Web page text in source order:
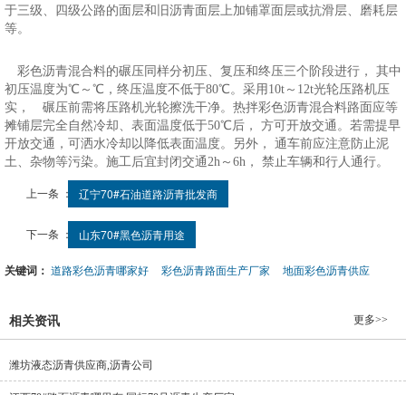
于三级、四级公路的面层和旧沥青面层上加铺罩面层或抗滑层、磨耗层
等。
彩色沥青混合料的碾压同样分初压、复压和终压三个阶段进行， 其中
初压温度为℃～℃，终压温度不低于80℃。采用10t～12t光轮压路机压
实， 碾压前需将压路机光轮擦洗干净。热拌彩色沥青混合料路面应等
摊铺层完全自然冷却、表面温度低于50℃后， 方可开放交通。若需提早
开放交通，可洒水冷却以降低表面温度。另外， 通车前应注意防止泥
土、杂物等污染。施工后宜封闭交通2h～6h， 禁止车辆和行人通行。
上一条 ： 辽宁70#石油道路沥青批发商
下一条 ： 山东70#黑色沥青用途
关键词： 道路彩色沥青哪家好 彩色沥青路面生产厂家 地面彩色沥青供应
相关资讯 更多>>
潍坊液态沥青供应商,沥青公司